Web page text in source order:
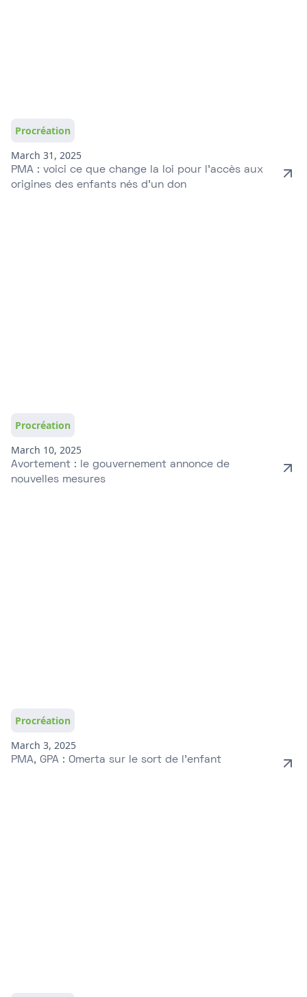
Procréation
March 31, 2025
PMA : voici ce que change la loi pour l’accès aux
origines des enfants nés d’un don
Procréation
March 10, 2025
Avortement : le gouvernement annonce de
nouvelles mesures
Procréation
March 3, 2025
PMA, GPA : Omerta sur le sort de l’enfant